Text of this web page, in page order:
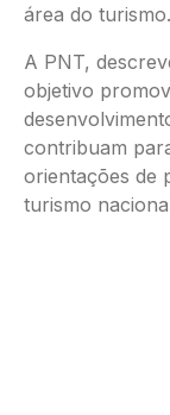
área do turismo.
A PNT,
objetivo
contribuam
orientações de
turismo